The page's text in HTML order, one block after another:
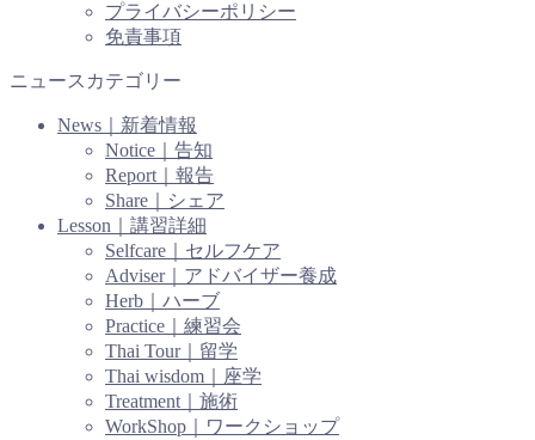
プライバシーポリシー
免責事項
ニュースカテゴリー
News｜新着情報
Notice｜告知
Report｜報告
Share｜シェア
Lesson｜講習詳細
Selfcare｜セルフケア
Adviser｜アドバイザー養成
Herb｜ハーブ
Practice｜練習会
Thai Tour｜留学
Thai wisdom｜座学
Treatment｜施術
WorkShop｜ワークショップ